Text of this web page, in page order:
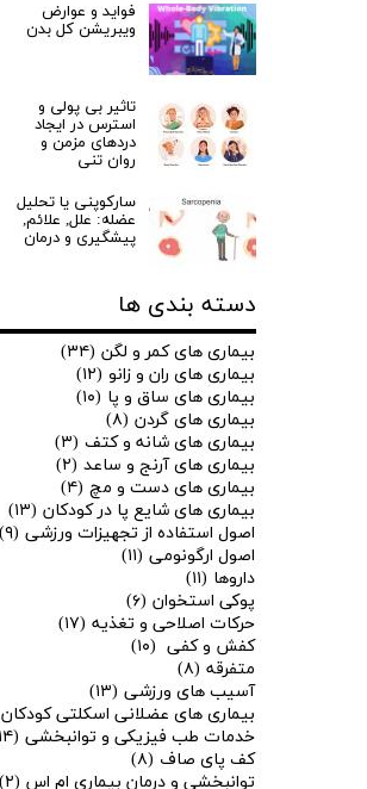
فواید و عوارض
ویبریشن کل بدن
تاثیر بی پولی و
استرس در ایجاد
دردهای مزمن و
روان تنی
سارکوپنی یا تحلیل
عضله: علل, علائم,
پیشگیری و درمان
دسته بندی ها
بیماری های کمر و لگن (۳۴)
بیماری های ران و زانو (۱۲)
بیماری های ساق و پا (۱۰)
بیماری های گردن (۸)
بیماری های شانه و کتف (۳)
بیماری های آرنج و ساعد (۲)
بیماری های دست و مچ (۴)
بیماری های شایع پا در کودکان (۱۳)
اصول استفاده از تجهیزات ورزشی (۹)
اصول ارگونومی (۱۱)
داروها (۱۱)
پوکی استخوان (۶)
حرکات اصلاحی و تغذیه (۱۷)
کفش و کفی (۱۰)
متفرقه (۸)
آسیب های ورزشی (۱۳)
بیماری های عضلانی اسکلتی کودکان
خدمات طب فیزیکی و توانبخشی (۱۴)
کف پای صاف (۸)
توانبخشی و درمان بیماری ام اس (۲)